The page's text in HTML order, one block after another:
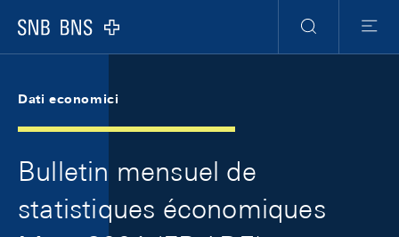
Logo
Ricerca
Menu
Dati economici
Bulletin mensuel de
statistiques économiques